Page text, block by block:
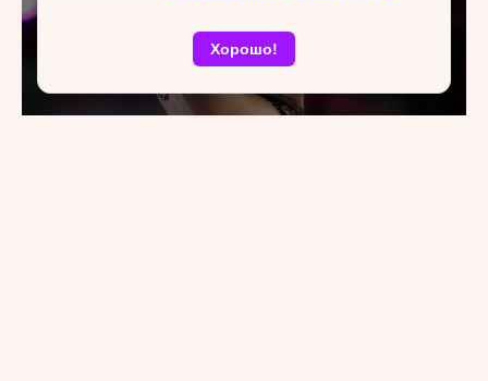
Хорошо!